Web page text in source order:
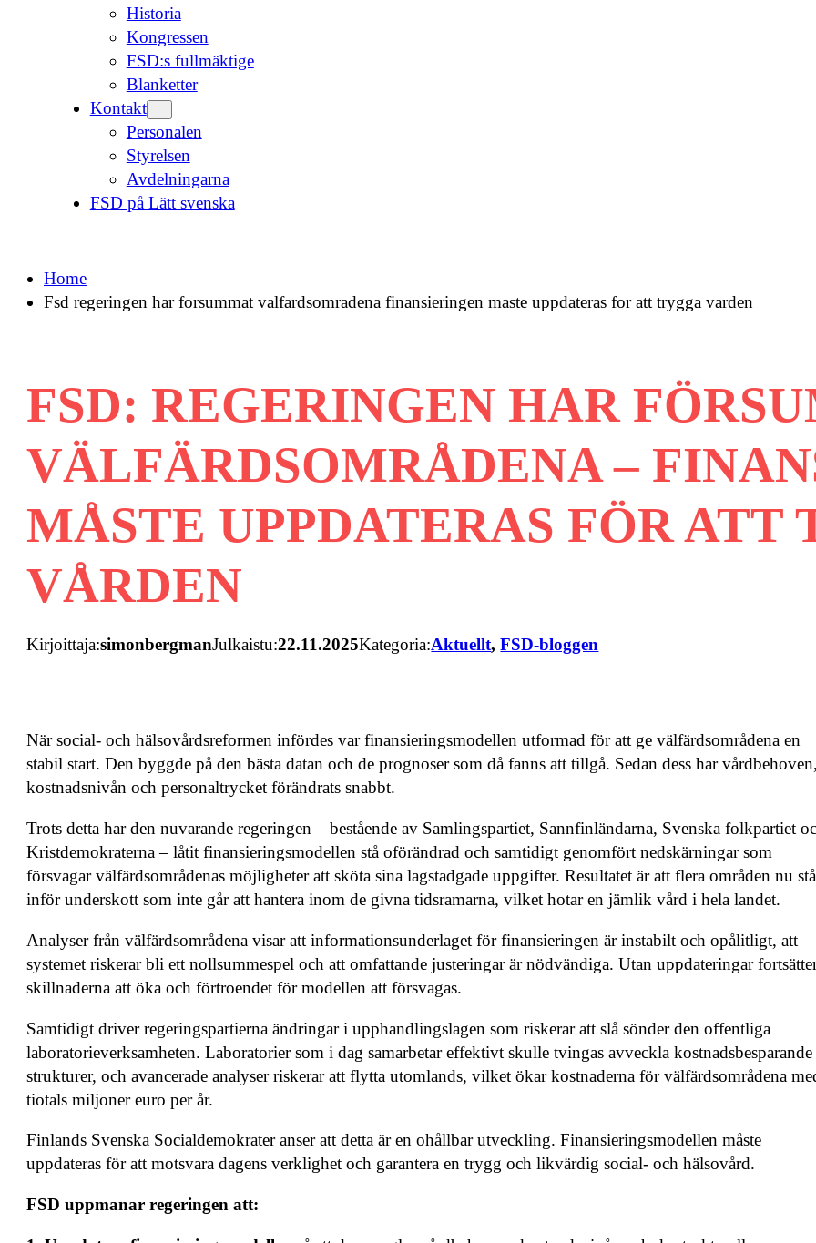
Historia
Kongressen
FSD:s fullmäktige
Blanketter
Kontakt
Personalen
Styrelsen
Avdelningarna
FSD på Lätt svenska
Home
Fsd regeringen har forsummat valfardsomradena finansieringen maste uppdateras for att trygga varden
FSD: REGERINGEN HAR
VÄLFÄRDSOMRÅDENA –
MÅSTE UPPDATERAS FÖR ATT
VÅRDEN
Kirjoittaja:simonbergmanJulkaistu:22.11.2025Kategoria:Aktuellt, FSD-bloggen
När social- och hälsovårdsreformen infördes var finansieringsmodellen utformad för att ge välfärdsområdena en
stabil start. Den byggde på den bästa datan och de prognoser som då fanns att tillgå. Sedan dess har
kostnadsnivån och personaltrycket förändrats snabbt.
Trots detta har den nuvarande regeringen – bestående av Samlingspartiet, Sannfinländarna, Svenska folkpartiet
Kristdemokraterna – låtit finansieringsmodellen stå oförändrad och samtidigt genomfört nedskärningar som
försvagar välfärdsområdenas möjligheter att sköta sina lagstadgade uppgifter. Resultatet är att flera områden nu
inför underskott som inte går att hantera inom de givna tidsramarna, vilket hotar en jämlik vård i hela landet.
Analyser från välfärdsområdena visar att informationsunderlaget för finansieringen är instabilt och opålitligt, att
systemet riskerar bli ett nollsummespel och att omfattande justeringar är nödvändiga. Utan uppdateringar
skillnaderna att öka och förtroendet för modellen att försvagas.
Samtidigt driver regeringspartierna ändringar i upphandlingslagen som riskerar att slå sönder den offentliga
laboratorieverksamheten. Laboratorier som i dag samarbetar effektivt skulle tvingas avveckla kostnadsbesparande
strukturer, och avancerade analyser riskerar att flytta utomlands, vilket ökar kostnaderna för välfärdsområdena
tiotals miljoner euro per år.
Finlands Svenska Socialdemokrater anser att detta är en ohållbar utveckling. Finansieringsmodellen måste
uppdateras för att motsvara dagens verklighet och garantera en trygg och likvärdig social- och hälsovård.
FSD uppmanar regeringen att: